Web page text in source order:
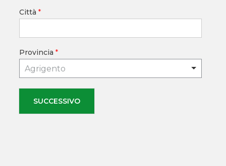
Città *
Provincia *
Agrigento
SUCCESSIVO